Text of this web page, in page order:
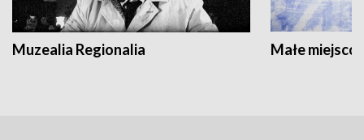
Muzealia Regionalia Małe